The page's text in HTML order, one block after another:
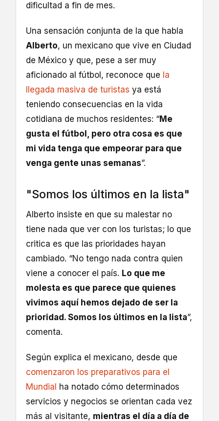
dificultad a fin de mes.
Una sensación conjunta de la que habla
Alberto, un mexicano que vive en Ciudad
de México y que, pese a ser muy
aficionado al fútbol, reconoce que la
llegada masiva de turistas ya está
teniendo consecuencias en la vida
cotidiana de muchos residentes: “Me
gusta el fútbol, pero otra cosa es que
mi vida tenga que empeorar para que
venga gente unas semanas”.
"Somos los últimos en la lista"
Alberto insiste en que su malestar no
tiene nada que ver con los turistas; lo que
critica es que las prioridades hayan
cambiado. “No tengo nada contra quien
viene a conocer el país. Lo que me
molesta es que parece que quienes
vivimos aquí hemos dejado de ser la
prioridad. Somos los últimos en la lista”,
comenta.
Según explica el mexicano, desde que
comenzaron los preparativos para el
Mundial ha notado cómo determinados
servicios y negocios se orientan cada vez
más al visitante, mientras el día a día de